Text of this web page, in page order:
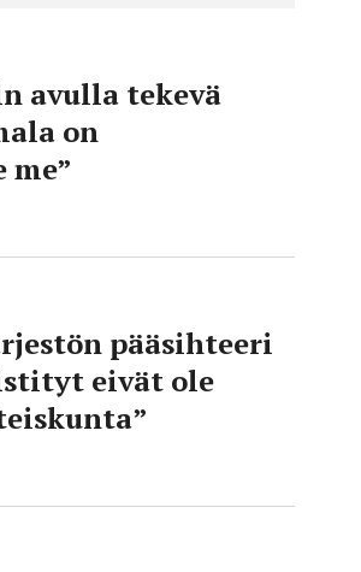
avulla tekevä
on
me”
pääsihteeri
eivät ole